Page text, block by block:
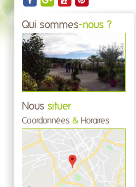
Qui sommes-nous ?
Nous situer
Coordonnées & Horaires